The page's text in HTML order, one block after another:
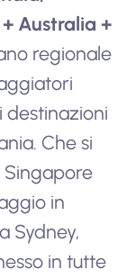
Australia +
regionale
destinazioni
Che si
in
Sydney,
in tutte